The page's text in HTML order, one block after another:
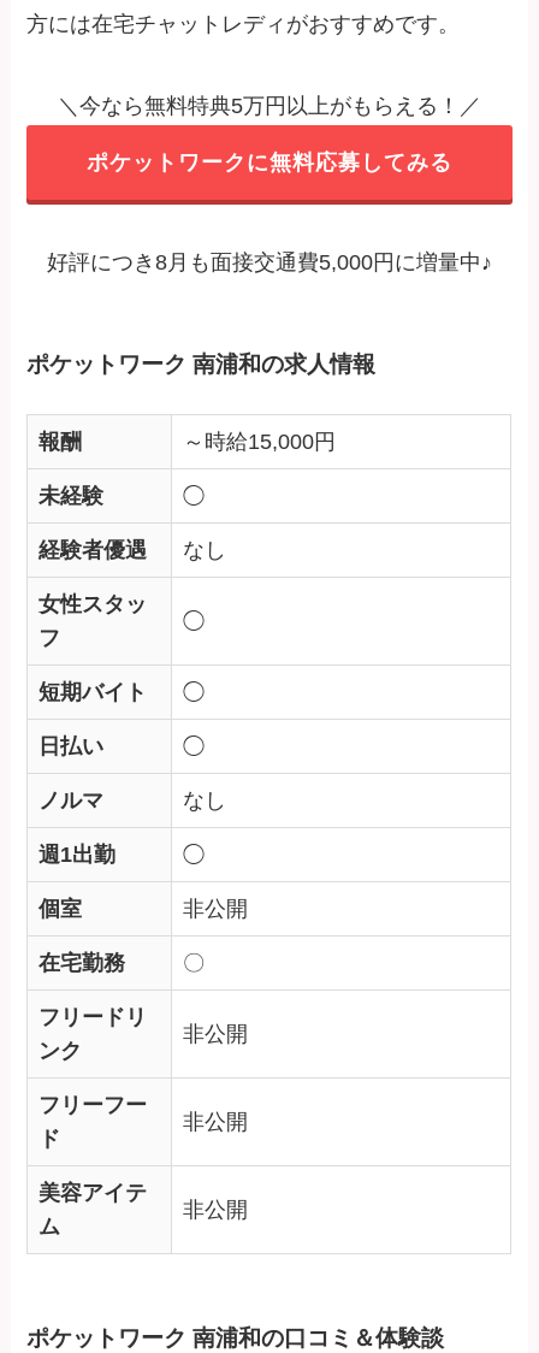
方には在宅チャットレディがおすすめです。
＼今なら無料特典5万円以上がもらえる！／
ポケットワークに無料応募してみる
好評につき8月も面接交通費5,000円に増量中♪
ポケットワーク 南浦和の求人情報
報酬 ～時給15,000円
未経験 ◯
経験者優遇 なし
女性スタッ
フ
◯
短期バイト ◯
日払い ◯
ノルマ なし
週1出勤 ◯
個室 非公開
在宅勤務 〇
フリードリ
ンク
非公開
フリーフー
ド
非公開
美容アイテ
ム
非公開
ポケットワーク 南浦和の口コミ＆体験談